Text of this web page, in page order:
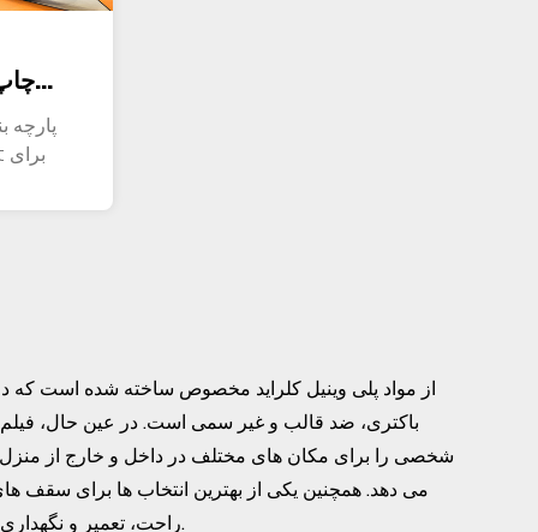
پارچه
باکتری، ضد قالب و غیر سمی است. در عین حال،
شخصی را برای مکان های مختلف در داخل و خارج از منزل
می دهد. همچنین یکی از بهترین انتخاب ها برای سقف
راحت، تعمیر و نگهداری ساده، به طوری که فضای محدود برای نشان دادن جذابیت نامحدود است.